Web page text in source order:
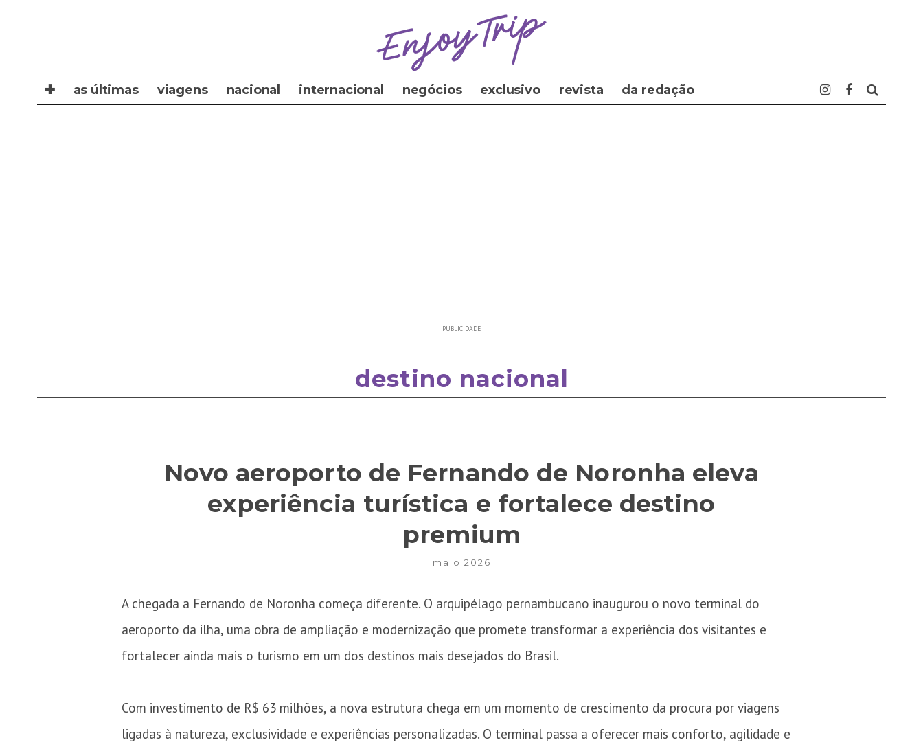
✚ as últimas viagens nacional internacional negócios exclusivo revista da redação
PUBLICIDADE
destino nacional
Novo aeroporto de Fernando de Noronha eleva
experiência turística e fortalece destino
premium
maio 2026
A chegada a Fernando de Noronha começa diferente. O arquipélago pernambucano inaugurou o novo terminal do
aeroporto da ilha, uma obra de ampliação e modernização que promete transformar a experiência dos visitantes e
fortalecer ainda mais o turismo em um dos destinos mais desejados do Brasil.
Com investimento de R$ 63 milhões, a nova estrutura chega em um momento de crescimento da procura por viagens
ligadas à natureza, exclusividade e experiências personalizadas. O terminal passa a oferecer mais conforto, agilidade e